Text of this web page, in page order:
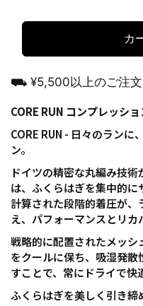
カ
⛟ ¥5,500以上のご注
CORE RUN コンプレッシ
CORE RUN - 日々のランに
ン。
ドイツの精密な丸編み技
は、ふくらはぎを集中的に
計算された段階的着圧が
え、パフォーマンスとリカ
戦略的に配置されたメッ
をクールに保ち、吸湿発
すことで、常にドライで快
ふくらはぎを美しく引き締